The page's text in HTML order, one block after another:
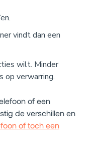
vindt dan een
wilt. Minder
op verwarring.
of een
de verschillen en
of toch een